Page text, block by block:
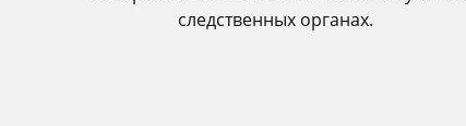
следственных органах.